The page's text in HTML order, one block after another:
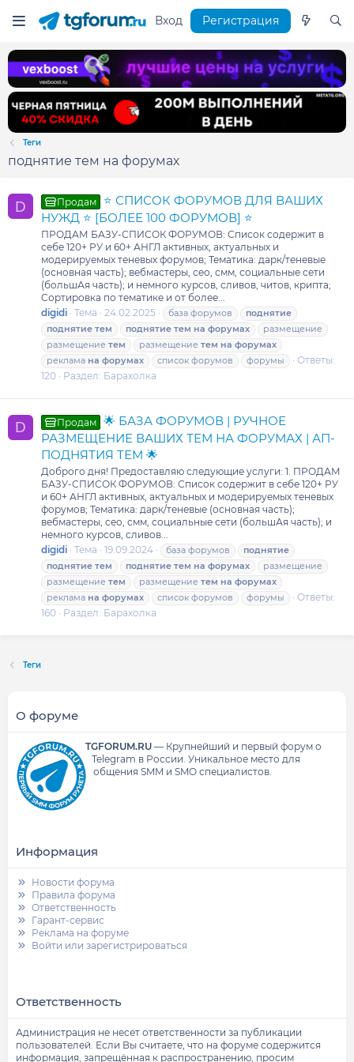
Вход Регистрация
Теги
поднятие тем на форумах
D Продам
⭐ СПИСОК ФОРУМОВ ДЛЯ ВАШИХ
НУЖД ⭐ [БОЛЕЕ 100 ФОРУМОВ] ⭐
ПРОДАМ БАЗУ-СПИСОК ФОРУМОВ: Список содержит в
себе 120+ РУ и 60+ АНГЛ активных, актуальных и
модерируемых теневых форумов; Тематика: дарк/теневые
(основная часть); вебмастеры, сео, смм, социальные сети
(большАя часть); и немного курсов, сливов, читов, крипта;
Cортировка по тематике и от более...
digidi Тема 24.02.2025 база форумов
поднятие
поднятие тем поднятие тем на форумах
размещение
размещение тем размещение тем на форумах
реклама на форумах список форумов форумы
Ответы:
120
Раздел: Барахолка
D Продам
🌟 БАЗА ФОРУМОВ | РУЧНОЕ
РАЗМЕЩЕНИЕ ВАШИХ ТЕМ НА ФОРУМАХ | АП-
ПОДНЯТИЯ ТЕМ 🌟
Доброго дня! Предоставляю следующие услуги: 1. ПРОДАМ
БАЗУ-СПИСОК ФОРУМОВ: Список содержит в себе 120+ РУ
и 60+ АНГЛ активных, актуальных и модерируемых теневых
форумов; Тематика: дарк/теневые (основная часть);
вебмастеры, сео, смм, социальные сети (большАя часть); и
немного курсов, сливов...
digidi Тема 19.09.2024 база форумов
поднятие
поднятие тем поднятие тем на форумах
размещение
размещение тем размещение тем на форумах
реклама на форумах список форумов форумы
Ответы:
160
Раздел: Барахолка
Теги
О форуме
TGFORUM.RU— Крупнейший и первый форум о
Telegram в России. Уникальное место для
общения SMM и SMO специалистов.
Информация
Новости форума
Правила форума
Ответственность
Гарант-сервис
Реклама на форуме
Войти или зарегистрироваться
Ответственность
Администрация не несет ответственности за публикации
пользователей. Если Вы считаете, что на форуме содержится
информация, запрещённая к распространению, просим